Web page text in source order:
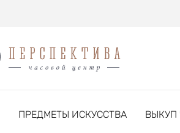
ПРЕДМЕТЫ ИСКУССТВА ВЫКУП